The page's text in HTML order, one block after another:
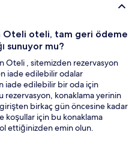
Oteli oteli, tam geri ödeme
sunuyor mu?
Oteli , sitemizden rezervasyon
iade edilebilir odalar
iade edilebilir bir oda için
rezervasyon, konaklama yerinin
birkaç gün öncesine kadar
koşullar için bu konaklama
ettiğinizden emin olun.